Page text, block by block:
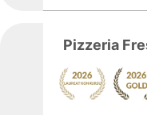
Pizzeria